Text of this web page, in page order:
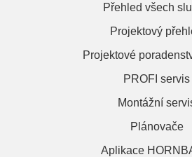
Přehled všech
Projektový
Projektové
PROFI servis
Montážní
Plánovače
Aplikace